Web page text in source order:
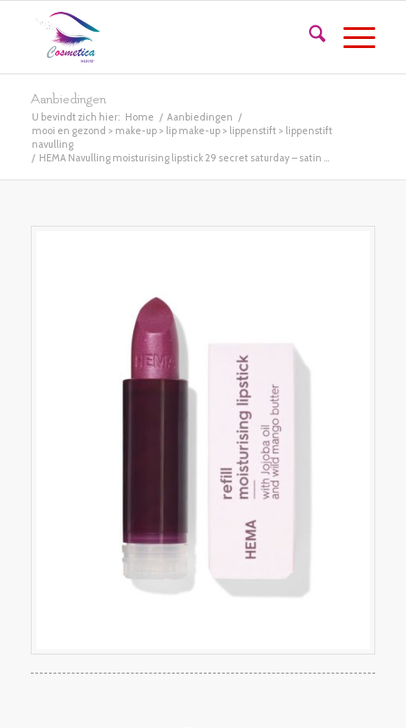
Aanbiedingen
U bevindt zich hier: Home / Aanbiedingen /
mooi en gezond > make-up > lip make-up > lippenstift > lippenstift
navulling
/ HEMA Navulling moisturising lipstick 29 secret saturday – satin ...